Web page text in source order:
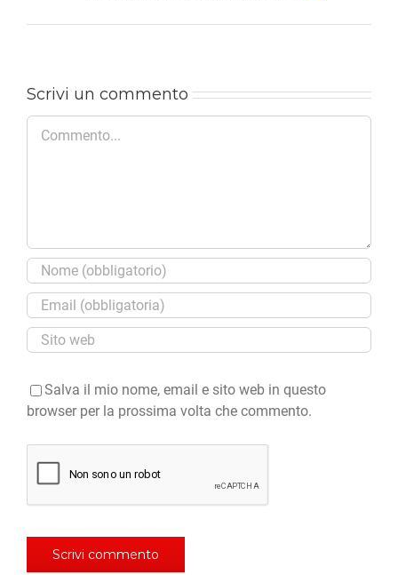
Scrivi un commento
Commento
Salva il mio nome, email e sito web in questo
browser per la prossima volta che commento.